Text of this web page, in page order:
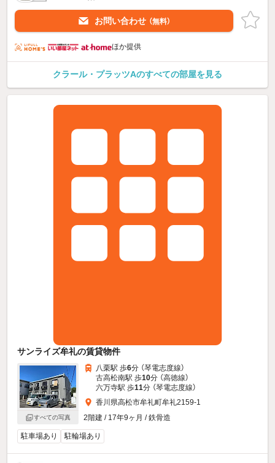
お問い合わせ （無料）
ほか提供
クラール・プラッツAのすべての部屋を見る
サンライズ牟礼の賃貸物件
すべての写真
八栗駅 歩6分 （琴電志度線）
古高松南駅 歩10分 （高徳線）
六万寺駅 歩11分 （琴電志度線）
香川県高松市牟礼町牟礼2159-1
2階建 / 17年9ヶ月 / 鉄骨造
駐車場あり 駐輪場あり